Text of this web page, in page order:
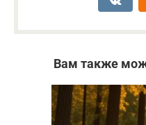
Вам также